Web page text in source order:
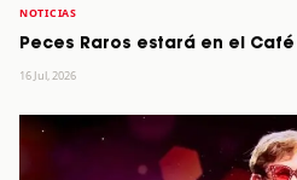
NOTICIAS
Peces Raros estará en el
16 Jul, 2026